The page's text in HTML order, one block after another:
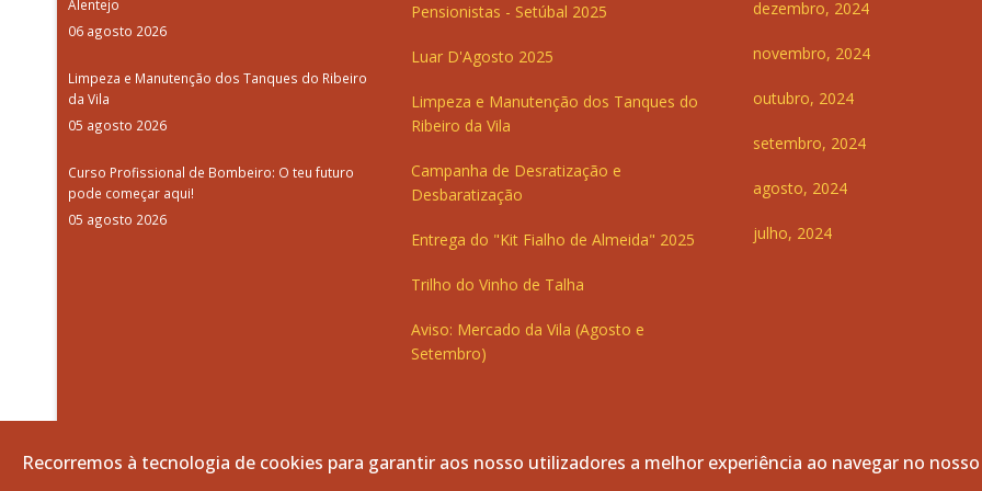
Alentejo
06 agosto 2026
Limpeza e Manutenção dos Tanques do Ribeiro
da Vila
05 agosto 2026
Curso Profissional de Bombeiro: O teu futuro
pode começar aqui!
05 agosto 2026
Pensionistas - Setúbal 2025
Luar D'Agosto 2025
Limpeza e Manutenção dos Tanques do
Ribeiro da Vila
Campanha de Desratização e
Desbaratização
Entrega do "Kit Fialho de Almeida" 2025
Trilho do Vinho de Talha
Aviso: Mercado da Vila (Agosto e
Setembro)
dezembro, 2024
novembro, 2024
outubro, 2024
setembro, 2024
agosto, 2024
julho, 2024
© 2026 Freguesia de Vila de Frades. Todos os direitos reservados.
Recorremos à tecnologia de cookies para garantir aos nosso utilizadores a melhor experiência ao navegar no